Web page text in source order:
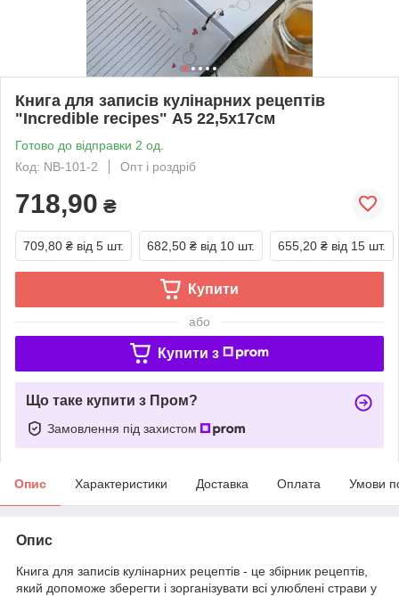
Книга для записів кулінарних рецептів
"Incredible recipes" А5 22,5х17см
Готово до відправки 2 од.
Код: NB-101-2
Опт і роздріб
718,90 ₴
709,80 ₴ від 5 шт. 682,50 ₴ від 10 шт. 655,20 ₴ від 15 шт.
Купити
або
Купити з
Що таке купити з Пром?
Замовлення під захистом
Опис Характеристики Доставка Оплата Умови
Опис
Книга для записів кулінарних рецептів - це збірник рецептів,
який допоможе зберегти і зорганізувати всі улюблені страви у